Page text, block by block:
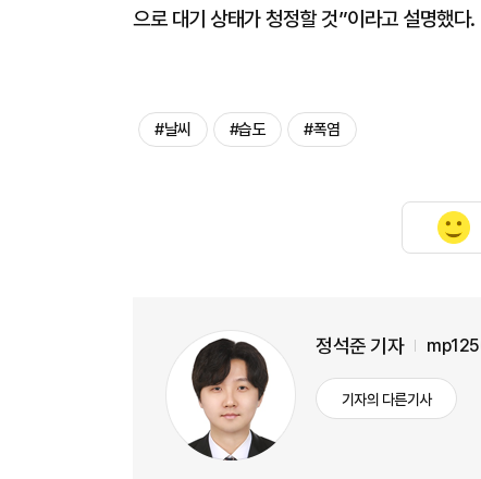
으로 대기 상태가 청정할 것”이라고 설명했다.
#날씨 #습도 #폭염
정석준 기자
기자의 다른기사